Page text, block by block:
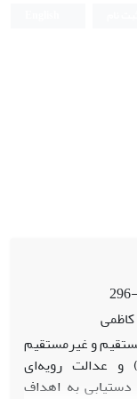
و غیر‌مستقیم
بین ابعاد مدیریت کیفیت فراگیر(TQM) و عدالت رویه‌ای
به اهداف